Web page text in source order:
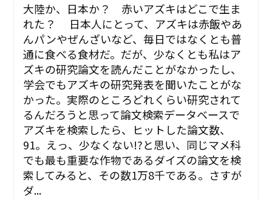
大陸か、日本か？ 赤いアズキはどこで生ま
れた？ 日本人にとって、アズキは赤飯やあ
んパンやぜんざいなど、毎日ではなくとも普
通に食べる食材だ。だが、少なくとも私はア
ズキの研究論文を読んだことがなかったし、
学会でもアズキの研究発表を聞いたことがな
かった。実際のところどれくらい研究されて
るんだろうと思って論文検索データベースで
アズキを検索したら、ヒットした論文数、
91。えっ、少なくない!?と思い、同じマメ科
でも最も重要な作物であるダイズの論文を検
索してみると、その数1万8千である。さすが
ダ...